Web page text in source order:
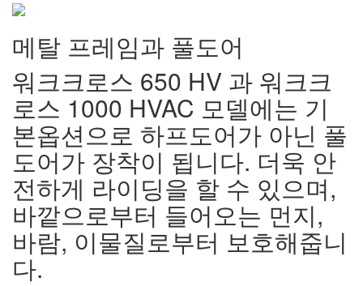
메탈 프레임과 풀도어
워크크로스 650 HV 과 워크크
로스 1000 HVAC 모델에는 기
본옵션으로 하프도어가 아닌 풀
도어가 장착이 됩니다. 더욱 안
전하게 라이딩을 할 수 있으며,
바깥으로부터 들어오는 먼지,
바람, 이물질로부터 보호해줍니
다.